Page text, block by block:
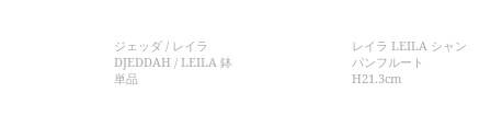
ジェッダ / レイラ
DJEDDAH / LEILA 鉢
単品
レイラ LEILA シャン
パンフルート
H21.3cm